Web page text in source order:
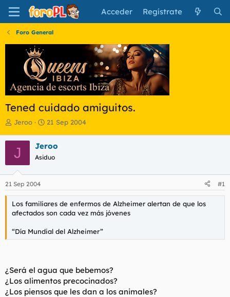
Acceder Regístrate
Foro General
Tened cuidado amiguitos.
I
i
i
a
d
o
r
d
e
t
e
Jeroo
F
h
a
e
n
i
c
o
21 Sep 2004
J Jeroo
Asiduo
21 Sep 2004 #1
Los familiares de enfermos de Alzheimer alertan de que los
afectados son cada vez más jóvenes
“Día Mundial del Alzheimer”
¿Será el agua que bebemos?
¿Los alimentos precocinados?
¿Los piensos que les dan a los animales?